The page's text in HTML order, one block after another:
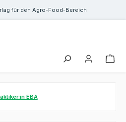
für den Agro-Food-Bereich
EBA